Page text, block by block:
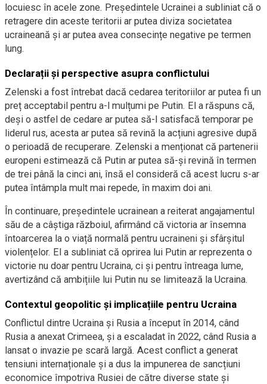
locuiesc în acele zone. Președintele Ucrainei a subliniat că o
retragere din aceste teritorii ar putea diviza societatea
ucraineană și ar putea avea consecințe negative pe termen
lung.
Declarații și perspective asupra conflictului
Zelenski a fost întrebat dacă cedarea teritoriilor ar putea fi un
preț acceptabil pentru a-l mulțumi pe Putin. El a răspuns că,
deși o astfel de cedare ar putea să-l satisfacă temporar pe
liderul rus, acesta ar putea să revină la acțiuni agresive după
o perioadă de recuperare. Zelenski a menționat că partenerii
europeni estimează că Putin ar putea să-și revină în termen
de trei până la cinci ani, însă el consideră că acest lucru s-ar
putea întâmpla mult mai repede, în maxim doi ani.
În continuare, președintele ucrainean a reiterat angajamentul
său de a câștiga războiul, afirmând că victoria ar însemna
întoarcerea la o viață normală pentru ucraineni și sfârșitul
violențelor. El a subliniat că oprirea lui Putin ar reprezenta o
victorie nu doar pentru Ucraina, ci și pentru întreaga lume,
avertizând că ambițiile lui Putin nu se limitează la Ucraina.
Contextul geopolitic și implicațiile pentru Ucraina
Conflictul dintre Ucraina și Rusia a început în 2014, când
Rusia a anexat Crimeea, și a escaladat în 2022, când Rusia a
lansat o invazie pe scară largă. Acest conflict a generat
tensiuni internaționale și a dus la impunerea de sancțiuni
economice împotriva Rusiei de către diverse state și